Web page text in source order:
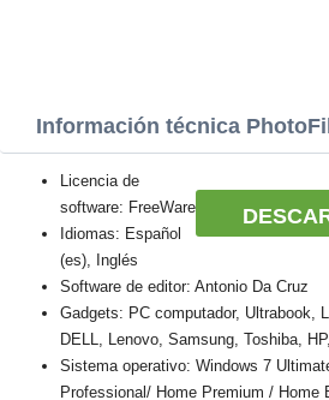
Información técnica
Licencia de
software: FreeWare
Idiomas: Español
(es), Inglés
Software de editor: Antonio Da Cruz
Gadgets: PC computador, Ultrabook,
DELL, Lenovo, Samsung, Toshiba,
Sistema operativo: Windows 7
Professional/ Home Premium / Home